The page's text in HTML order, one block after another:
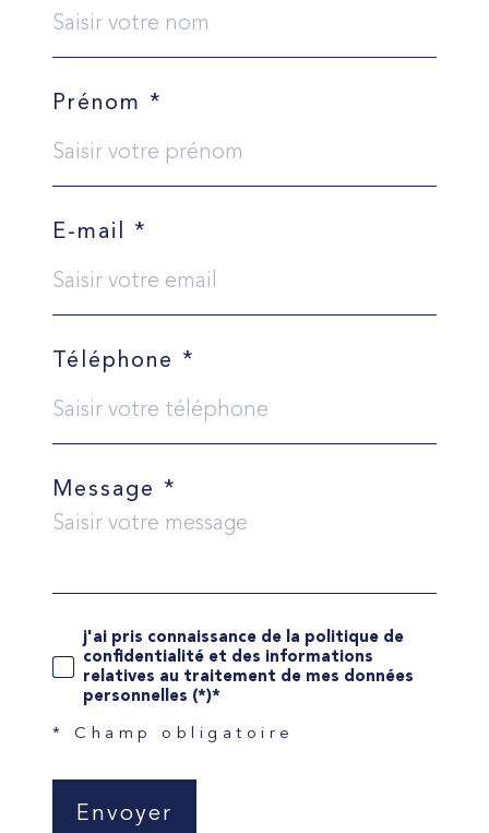
Prénom *
E-mail *
Téléphone *
Message *
j'ai pris connaissance de la politique de
confidentialité et des informations
relatives au traitement de mes données
personnelles (*)*
* Champ obligatoire
Envoyer